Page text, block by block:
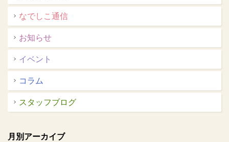
なでしこ通信
お知らせ
イベント
コラム
スタッフブログ
月別アーカイブ